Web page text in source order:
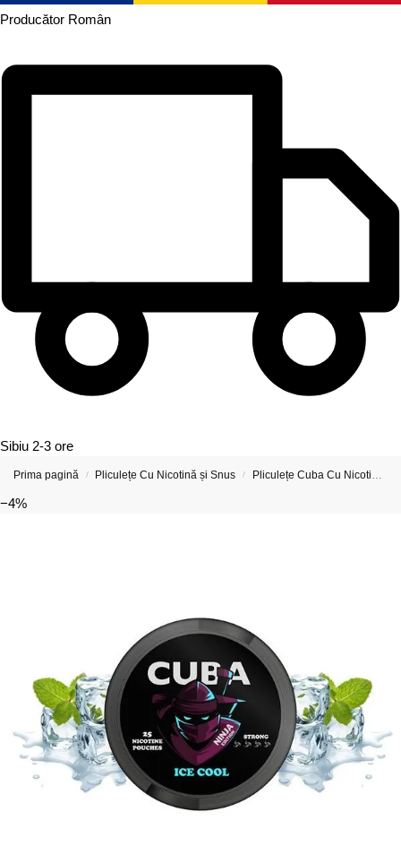
Producător Român
Sibiu 2-3 ore
Prima pagină / Pliculețe Cu Nicotină și Snus / Pliculețe Cuba Cu Nicotină
−4%